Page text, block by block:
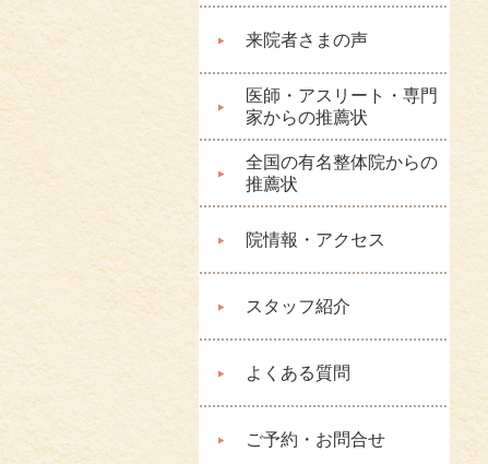
来院者さまの声
医師・アスリート・専門
家からの推薦状
全国の有名整体院からの
推薦状
院情報・アクセス
スタッフ紹介
よくある質問
ご予約・お問合せ